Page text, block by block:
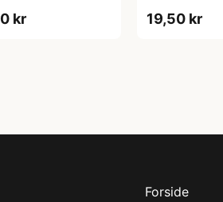
kr 19,50 kr
Forside